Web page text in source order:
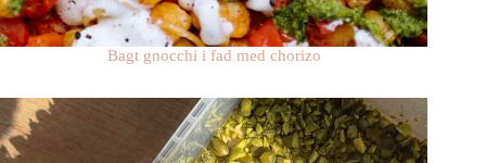
Bagt gnocchi i fad med chorizo